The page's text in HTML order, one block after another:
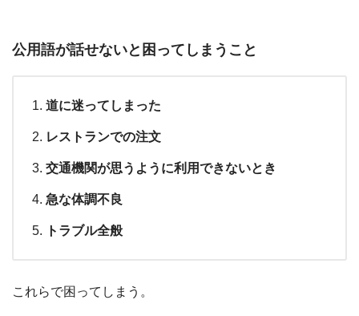
公用語が話せないと困ってしまうこと
道に迷ってしまった
レストランでの注文
交通機関が思うように利用できないとき
急な体調不良
トラブル全般
これらで困ってしまう。